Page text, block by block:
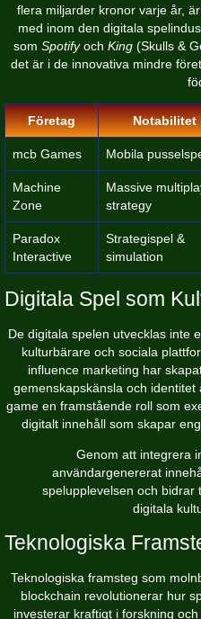
flera miljarder kronor varje år,
med inom den digitala
som Spotifyoch King (Skulls &
det är i de innovativa mindre
Företag Notabilitet
mcb Games Mobila
Machine
Zone
Massive
strategy
Paradox
Interactive
Strategispel &
simulation
Digitala Spel som
De digitala spelen utvecklas inte
kulturbärare och sociala
influence marketing har
gemenskapskänsla och
gameen framstående roll som
digitalt innehåll som skapar
Genom att integrera
användargenererat
spelupplevelsen och bidrar
digitala
Teknologiska
Teknologiska framsteg som
blockchain revolutionerar hur
investerar kraftigt i forskning